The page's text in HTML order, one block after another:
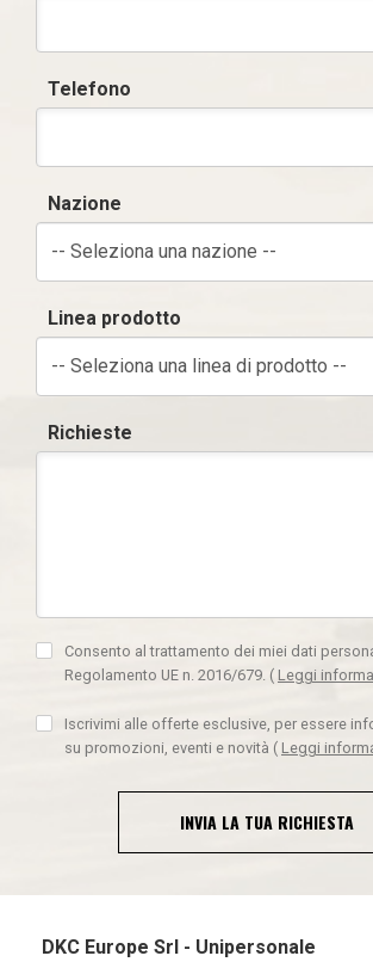
Telefono
Nazione
-- Seleziona una nazione --
Linea prodotto
-- Seleziona una linea di prodotto --
Richieste
Consento al trattamento dei miei dati
Regolamento UE n. 2016/679. ( Leggi
Iscrivimi alle offerte esclusive, per essere
su promozioni, eventi e novità ( Leggi
INVIA LA TUA RICHIESTA
DKC Europe Srl - Unipersonale